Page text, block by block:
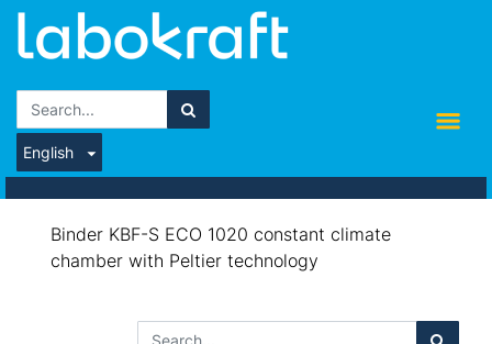
English
Binder KBF-S ECO 1020 constant climate
chamber with Peltier technology